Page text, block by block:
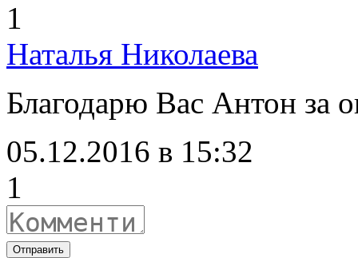
1
Наталья Николаева
Благодарю Вас Антон за
05.12.2016 в 15:32
1
Отправить